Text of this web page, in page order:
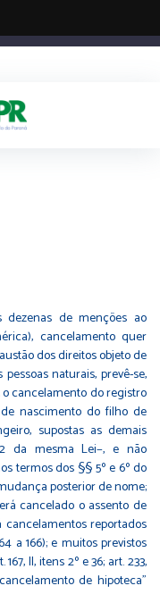
dezenas de menções ao
cancelamento quer
dos direitos objeto de
naturais, prevê-se,
o cancelamento do registro
nascimento do filho de
supostas as demais
da mesma Lei−, e não
termos dos §§ 5º e 6º do
posterior de nome;
cancelado o assento de
reportados
a 166); e muitos previstos
167, II, itens 2º e 36; art. 233,
de hipoteca”